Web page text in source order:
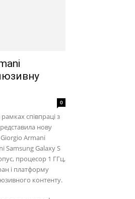
0
співпраці з
нову
Armani
Samsung Galaxy S
процесор 1 ГГц,
і платформу
контенту.